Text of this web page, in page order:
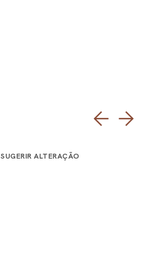
SUGERIR ALTERAÇÃO